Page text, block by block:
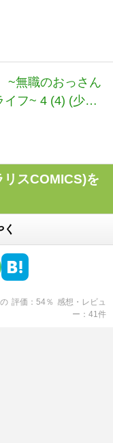
~無職のおっさん
フ~ 4 (4) (少年
)
スCOMICS)を
の 評価 54％ 感想・レビュ
ー
41件